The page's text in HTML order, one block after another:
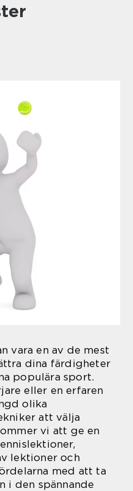
vara en av de mest
dina färdigheter
populära sport.
eller en erfaren
olika
att välja
vi att ge en
lektioner och
med att ta
i den spännande